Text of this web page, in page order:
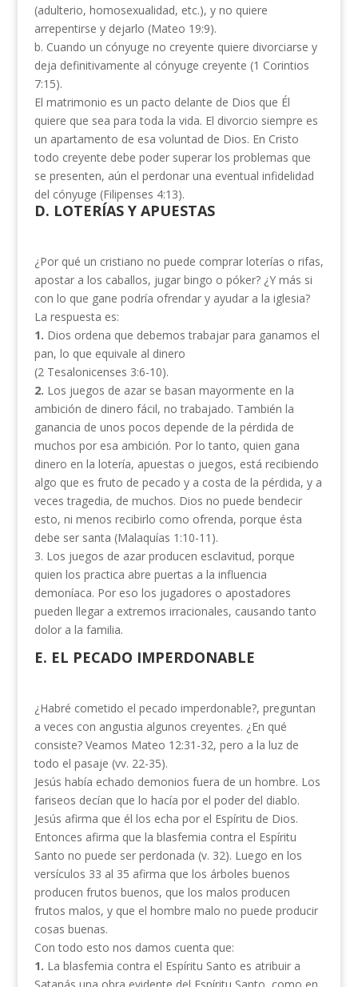
(adulterio, homosexualidad, etc.), y no quiere
arrepentirse y dejarlo (Mateo 19:9).
b. Cuando un cónyuge no creyente quiere divorciarse y
deja definitivamente al cónyuge creyente (1 Corintios
7:15).
El matrimonio es un pacto delante de Dios que Él
quiere que sea para toda la vida. El divorcio siempre es
un apartamento de esa voluntad de Dios. En Cristo
todo creyente debe poder superar los problemas que
se presenten, aún el perdonar una eventual infidelidad
del cónyuge (Fili­penses 4:13).
D. LOTERÍAS Y APUESTAS
¿Por qué un cristiano no puede comprar loterías o rifas,
apostar a los caballos, jugar bingo o póker? ¿Y más si
con lo que gane podría ofrendar y ayudar a la iglesia?
La respuesta es:
1. Dios ordena que debemos trabajar para ganamos el
pan, lo que equivale al dinero
(2 Tesalonicenses 3:6-10).
2. Los juegos de azar se basan mayormente en la
ambición de dinero fácil, no trabajado. También la
ganancia de unos pocos depende de la pérdida de
muchos por esa ambición. Por lo tanto, quien gana
dinero en la lotería, apuestas o juegos, está recibiendo
algo que es fruto de pecado y a costa de la pérdida, y a
veces tragedia, de muchos. Dios no puede bendecir
esto, ni menos recibirlo como ofrenda, porque ésta
debe ser santa (Malaquías 1:10-11).
3. Los juegos de azar producen esclavitud, porque
quien los practica abre puertas a la influencia
demoníaca. Por eso los jugadores o apostadores
pueden llegar a extremos irracionales, causando tanto
dolor a la familia.
E. EL PECADO IMPERDONABLE
¿Habré cometido el pecado imperdonable?, preguntan
a veces con angustia algunos creyentes. ¿En qué
consiste? Veamos Mateo 12:31-32, pero a la luz de
todo el pasaje (vv. 22-35).
Jesús había echado demonios fuera de un hombre. Los
fariseos decían que lo hacía por el poder del diablo.
Jesús afirma que él los echa por el Espíritu de Dios.
Entonces afirma que la blasfemia contra el Espíritu
Santo no puede ser perdonada (v. 32). Luego en los
versículos 33 al 35 afirma que los árboles buenos
producen frutos buenos, que los malos producen
frutos malos, y que el hombre malo no puede producir
cosas buenas.
Con todo esto nos damos cuenta que:
1. La blasfemia contra el Espíritu Santo es atribuir a